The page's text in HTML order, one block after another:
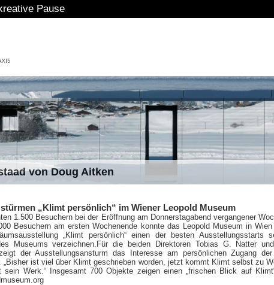
Pause
von Doug Aitken
„Klimt persönlich“ im Wiener Leopold Museum
1.500 Besuchern bei der Eröffnung am Donnerstagabend vergangener
Besuchern am ersten Wochenende konnte das Leopold Museum in
„Klimt persönlich“ einen der besten Ausstellungsstarts
Museums verzeichnen. Für die beiden Direktoren Tobias G. Natter
der Ausstellungsansturm das Interesse am persönlichen Zugang
„Bisher ist viel über Klimt geschrieben worden, jetzt kommt Klimt selbst zu
sein Werk.“ Insgesamt 700 Objekte zeigen einen „frischen Blick auf